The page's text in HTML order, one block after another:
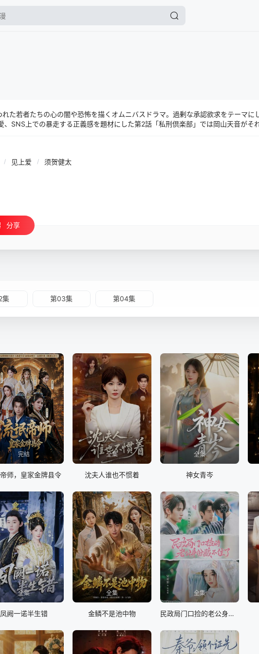
た若者たちの心の闇や恐怖を描くオムニバスドラマ。過剰な承認欲求をテーマに
、SNS上での暴走する正義感を題材にした第2話「私刑倶楽部」では岡山天音がそ
ー数を増やすために過激な行動に走る若者を磯村が演じた。
/ 见上爱 /
须贺健太
分享
集 第03集 第04集
完结
师，皇家金牌县令
全集
沈夫人谁也不惯着
全集
神女青岑
全集
凤阙一诺半生错
全集
金鳞不是池中物
全集
民政局门口捡的老公身份藏不住了